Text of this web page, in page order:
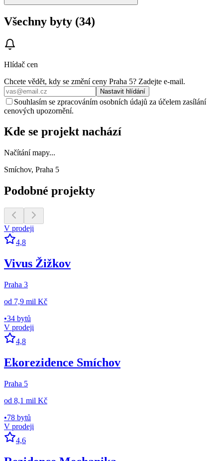
Všechny byty (34)
Hlídač cen
Chcete vědět, kdy se změní ceny Praha 5? Zadejte e‑mail.
Nastavit hlídání
Souhlasím se zpracováním osobních údajů za účelem zasílání
cenových upozornění.
Kde se projekt nachází
Načítání mapy...
Smíchov, Praha 5
Podobné projekty
V prodeji
4,8
Vivus Žižkov
Praha 3
od 7,9 mil Kč
•34 bytů
V prodeji
4,8
Ekorezidence Smíchov
Praha 5
od 8,1 mil Kč
•78 bytů
V prodeji
4,6